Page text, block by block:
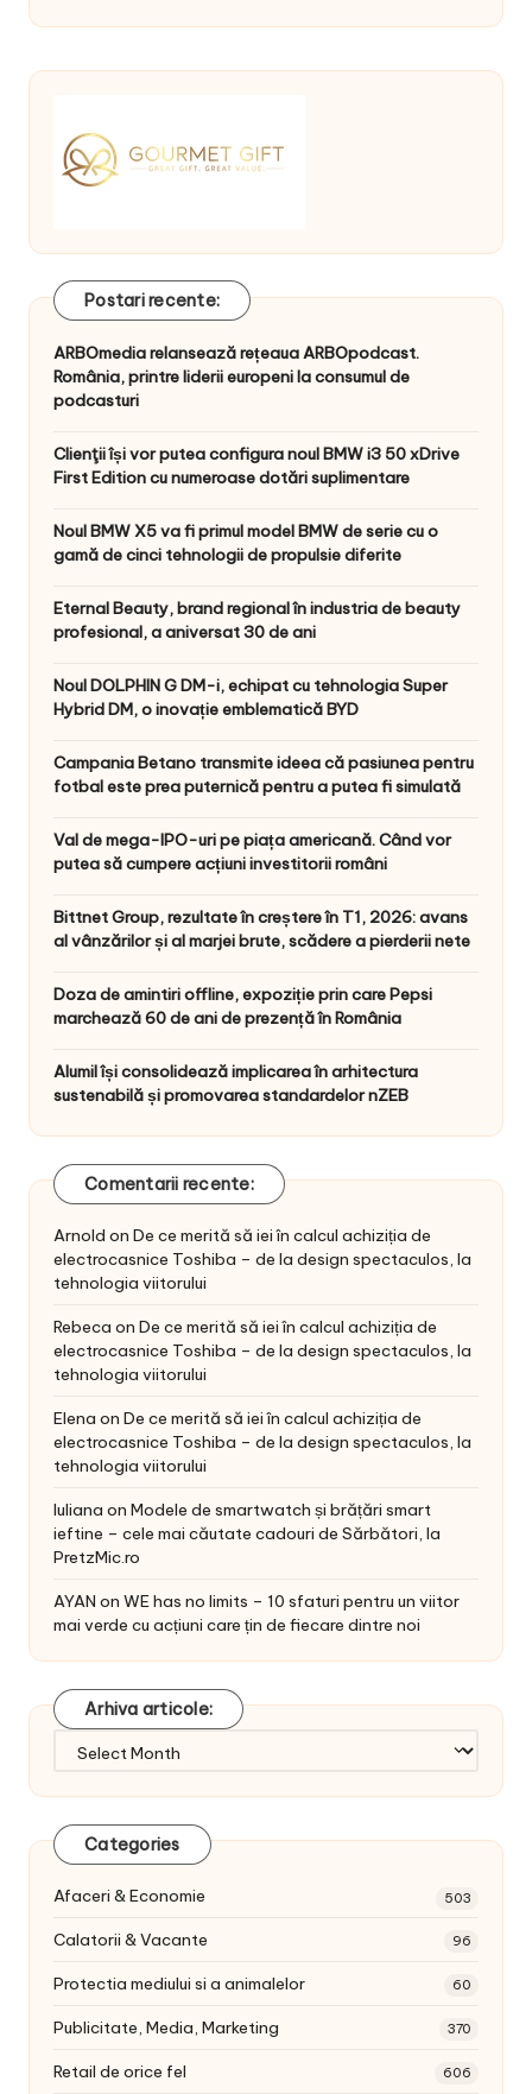
Postari recente:
ARBOmedia relansează rețeaua ARBOpodcast.
România, printre liderii europeni la consumul de
podcasturi
Clienţii își vor putea configura noul BMW i3 50 xDrive
First Edition cu numeroase dotări suplimentare
Noul BMW X5 va fi primul model BMW de serie cu o
gamă de cinci tehnologii de propulsie diferite
Eternal Beauty, brand regional în industria de beauty
profesional, a aniversat 30 de ani
Noul DOLPHIN G DM-i, echipat cu tehnologia Super
Hybrid DM, o inovație emblematică BYD
Campania Betano transmite ideea că pasiunea pentru
fotbal este prea puternică pentru a putea fi simulată
Val de mega-IPO-uri pe piața americană. Când vor
putea să cumpere acțiuni investitorii români
Bittnet Group, rezultate în creștere în T1, 2026: avans
al vânzărilor și al marjei brute, scădere a pierderii nete
Doza de amintiri offline, expoziție prin care Pepsi
marchează 60 de ani de prezență în România
Alumil își consolidează implicarea în arhitectura
sustenabilă și promovarea standardelor nZEB
Comentarii recente:
Arnold on De ce merită să iei în calcul achiziția de
electrocasnice Toshiba – de la design spectaculos, la
tehnologia viitorului
Rebeca on De ce merită să iei în calcul achiziția de
electrocasnice Toshiba – de la design spectaculos, la
tehnologia viitorului
Elena on De ce merită să iei în calcul achiziția de
electrocasnice Toshiba – de la design spectaculos, la
tehnologia viitorului
Iuliana on Modele de smartwatch și brățări smart
ieftine – cele mai căutate cadouri de Sărbători, la
PretzMic.ro
AYAN on WE has no limits – 10 sfaturi pentru un viitor
mai verde cu acțiuni care țin de fiecare dintre noi
Arhiva articole:
Categories
Afaceri & Economie 503
Calatorii & Vacante 96
Protectia mediului si a animalelor 60
Publicitate, Media, Marketing 370
Retail de orice fel 606